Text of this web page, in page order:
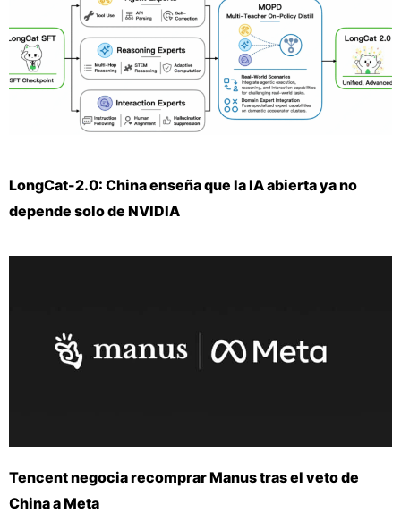
LongCat-2.0: China enseña que la IA abierta ya no
depende solo de NVIDIA
Tencent negocia recomprar Manus tras el veto de
China a Meta